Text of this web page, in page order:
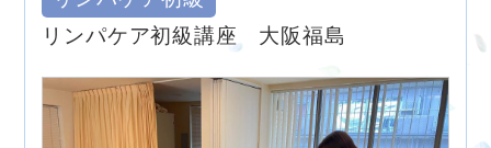
リンパケア初級講座 大阪福島